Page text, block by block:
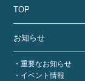
TOP
お知らせ
重要なお知らせ
イベント情報